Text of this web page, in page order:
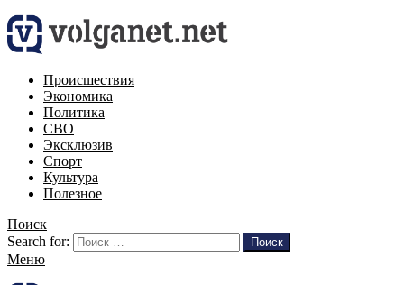
Происшествия
Экономика
Политика
СВО
Эксклюзив
Спорт
Культура
Полезное
Поиск
Search for:
Поиск
Меню